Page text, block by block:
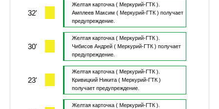
32'
Желтая карточка ( Меркурий-ГТК ).
Амплеев Максим ( Меркурий-ГТК ) получает
предупреждение.
30'
Желтая карточка ( Меркурий-ГТК ).
Чибисов Андрей( Меркурий-ГТК ) получает
предупреждение.
23'
Желтая карточка ( Меркурий-ГТК ).
Кривицкий Никита( Меркурий-ГТК )
получает предупреждение.
Желтая карточка ( Меркурий-ГТК ).